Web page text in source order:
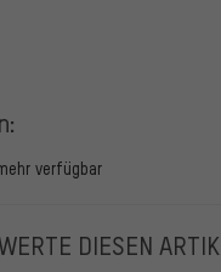
verfügbar
DIESEN